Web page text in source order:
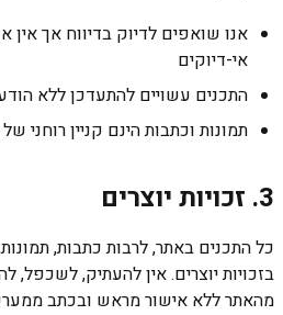
אנו שואפים לדיוק בדיווח אך אין
אי-דיוקים
התכנים עשויים להתעדכן ללא
תמונות וכתבות הינם קניין רוחני
3. זכויות יוצרים
כל התכנים באתר, לרבות כתבות, תמונות,
בזכויות יוצרים. אין להעתיק,
מהאתר ללא אישור מראש ובכתב